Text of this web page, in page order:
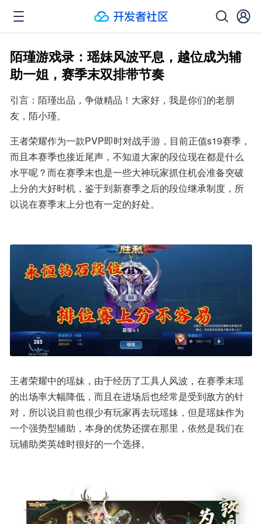
陌瑾游戏录：瑶妹风波平息，越位成为辅
助一姐，赛季末双排带节奏
引言：陌瑾出品，争做精品！大家好，我是你们的老朋
友，陌小瑾。
王者荣耀作为一款PVP即时对战手游，目前正值s19赛季，
而且本赛季也接近尾声，不知道大家的段位现在都是什么
水平呢？而在赛季末也是一些大神玩家抓住机会准备突破
上分的大好时机，鉴于到新赛季之后的段位继承制度，所
以说在赛季末上分也有一定的好处。
王者荣耀中的瑶妹，由于经历了工具人风波，在赛季末瑶
的出场率大幅降低，而且在进场后也经常是受到敌方的针
对，所以说目前也很少有玩家再去玩瑶妹，但是瑶妹作为
一个强势型辅助，本身的优势还摆在那里，依然是我们在
玩辅助类英雄时很好的一个选择。